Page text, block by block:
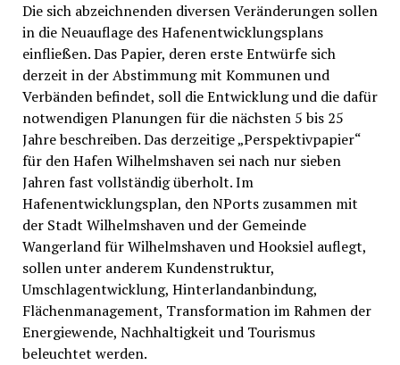
Die sich abzeichnenden diversen Veränderungen sollen
in die Neuauflage des Hafenentwicklungsplans
einfließen. Das Papier, deren erste Entwürfe sich
derzeit in der Abstimmung mit Kommunen und
Verbänden befindet, soll die Entwicklung und die dafür
notwendigen Planungen für die nächsten 5 bis 25
Jahre beschreiben. Das derzeitige „Perspektivpapier“
für den Hafen Wilhelmshaven sei nach nur sieben
Jahren fast vollständig überholt. Im
Hafenentwicklungsplan, den NPorts zusammen mit
der Stadt Wilhelmshaven und der Gemeinde
Wangerland für Wilhelmshaven und Hooksiel auflegt,
sollen unter anderem Kundenstruktur,
Umschlagentwicklung, Hinterlandanbindung,
Flächenmanagement, Transformation im Rahmen der
Energiewende, Nachhaltigkeit und Tourismus
beleuchtet werden.